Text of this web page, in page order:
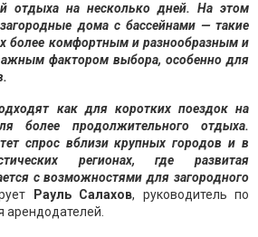
отдыха на несколько дней. На этом
дома с бассейнами — такие
более комфортным и разнообразным и
фактором выбора, особенно для
ходят как для коротких поездок на
более продолжительного отдыха.
спрос вблизи крупных городов и в
регионах, где развитая
с возможностями для загородного
Рауль Салахов, руководитель по
арендодателей.